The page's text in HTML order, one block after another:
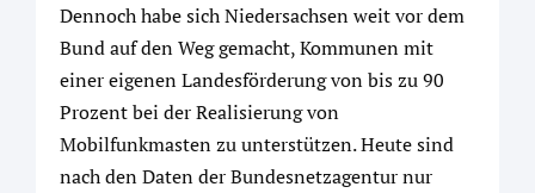
Dennoch habe sich Niedersachsen weit vor dem
Bund auf den Weg gemacht, Kommunen mit
einer eigenen Landesförderung von bis zu 90
Prozent bei der Realisierung von
Mobilfunkmasten zu unterstützen. Heute sind
nach den Daten der Bundesnetzagentur nur